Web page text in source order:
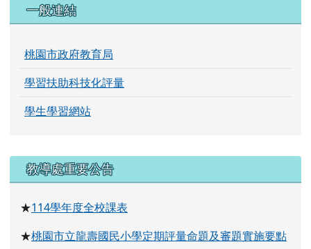
一般連結
桃園市政府教育局
學習扶助科技化評量
學生學習網站
右邊區域內容
教導處重要公告
★114學年度全校課表
★桃園市立龍壽國民小學定期評量命題及審題實施要點